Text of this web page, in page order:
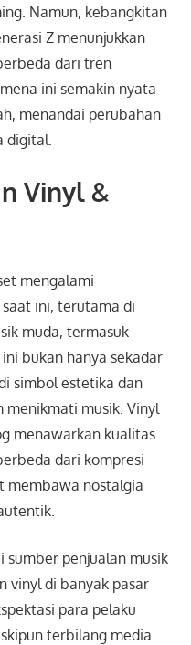
Namun, kebangkitan
Z menunjukkan
dari tren
ini semakin nyata
menandai perubahan
digital.
Vinyl &
mengalami
ini, terutama di
muda, termasuk
bukan hanya sekadar
simbol estetika dan
menikmati musik. Vinyl
menawarkan kualitas
dari kompresi
membawa nostalgia
penjualan musik
vinyl di banyak pasar
para pelaku
terbilang media